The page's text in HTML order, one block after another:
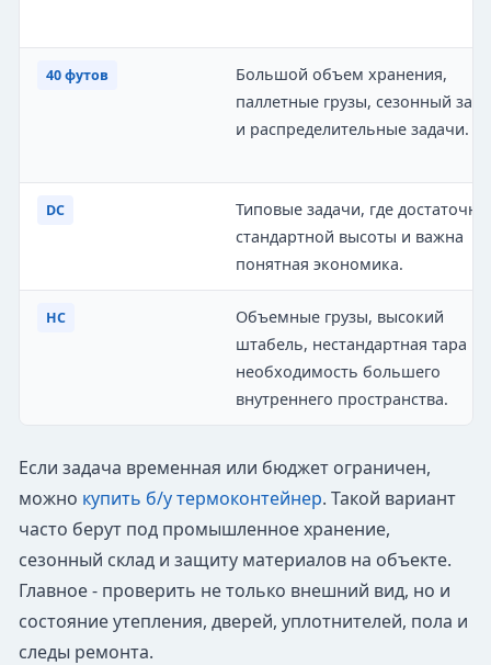
40 футов
Большой объем хранения,
паллетные грузы, сезонный
и распределительные задачи.
DC
Типовые задачи, где достаточно
стандартной высоты и важна
понятная экономика.
HC
Объемные грузы, высокий
штабель, нестандартная тара
необходимость большего
внутреннего пространства.
Если задача временная или бюджет ограничен,
можно купить б/у термоконтейнер. Такой вариант
часто берут под промышленное хранение,
сезонный склад и защиту материалов на объекте.
Главное - проверить не только внешний вид, но и
состояние утепления, дверей, уплотнителей, пола и
следы ремонта.